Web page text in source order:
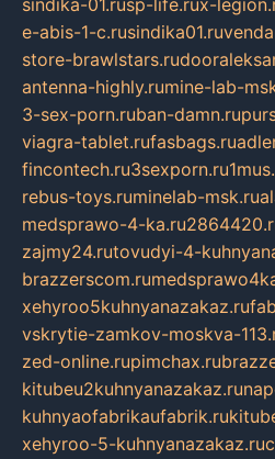
sindika-01.rusp-life.rux-
e-abis-1-c.rusindika01.ru
store-brawlstars.ru
antenna-highly.rumine-lab-
3-sex-porn.ruban-damn.ru
viagra-tablet.rufasbags.ru
fincontech.ru3sexporn.ru
rebus-toys.ruminelab-msk.ru
medsprawo-4-ka.ru
zajmy24.rutovudyi-4-
brazzerscom.ru
xehyroo5kuhnyanazakaz.ru
vskrytie-zamkov-moskva-
zed-online.rupimchax.ru
kitubeu2kuhnyanazakaz.ru
kuhnyaofabrikaufabrik.ru
xehyroo-5-kuhnyanazakaz.ru